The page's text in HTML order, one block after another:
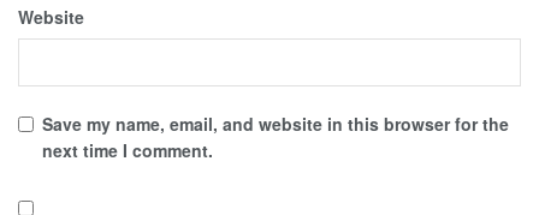
Website
Save my name, email, and website in this browser for the
next time I comment.